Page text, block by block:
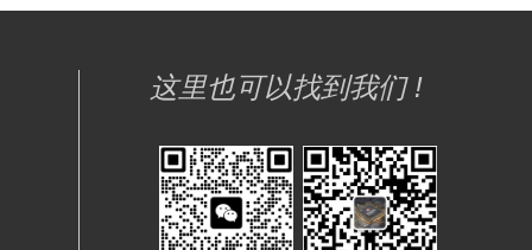
这里也可以找到我们 !